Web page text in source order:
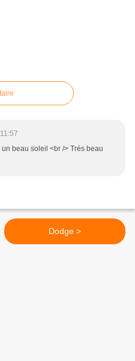
beau soleil <br /> Trés beau
Dodge >